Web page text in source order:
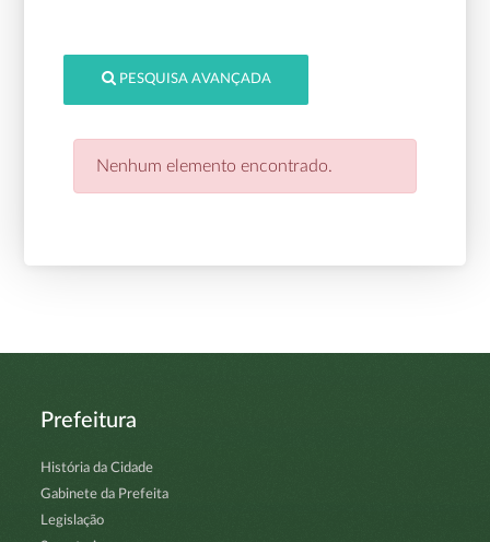
PESQUISA AVANÇADA
Nenhum elemento encontrado.
Prefeitura
História da Cidade
Gabinete da Prefeita
Legislação